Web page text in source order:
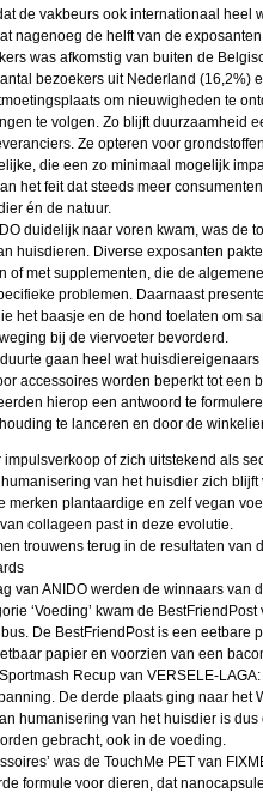
de vakbeurs ook internationaal heel
nagenoeg de helft van de
was afkomstig van buiten de
bezoekers uit Nederland (16,2%)
om nieuwigheden te
te volgen. Zo blijft duurzaamheid
Ze opteren voor
die een zo minimaal mogelijk
het feit dat steeds meer
én de natuur.
duidelijk naar voren kwam, was de
huisdieren. Diverse exposanten
of met supplementen, die de
problemen. Daarnaast
het baasje en de hond toelaten om
bij de viervoeter bevorderd.
gaan heel wat huisdiereigenaars
accessoires worden beperkt tot een
hierop een antwoord te
te lanceren en door de
of zich uitstekend als
van het huisdier zich blijft
merken plantaardige en zelf vegan
collageen past in deze evolutie.
trouwens terug in de resultaten van
van ANIDO werden de winnaars van
‘Voeding’ kwam de
De BestFriendPost is een eetbare
papier en voorzien van een
Recup van VERSELE-
De derde plaats ging naar het
humanisering van het huisdier is
gebracht, ook in de voeding.
was de TouchMe PET van
formule voor dieren, dat